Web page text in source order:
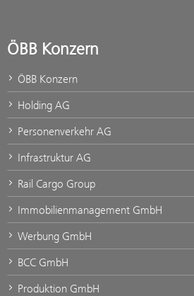
ÖBB Konzern
ÖBB Konzern
Holding AG
Personenverkehr AG
Infrastruktur AG
Rail Cargo Group
Immobilienmanagement GmbH
Werbung GmbH
BCC GmbH
Produktion GmbH